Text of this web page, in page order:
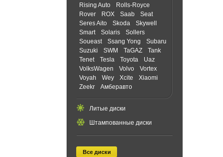
Rising Auto
Rolls-Royce
Rover
ROX Saab
Seat
Seres Aito
Skoda
Skywell
Smart
Solaris
Sollers
Soueast
Ssang Yong
Subaru
Suzuki
SWM TaGAZ
Tank
Tenet
Tesla Toyota
Uaz
VolksWagen
Volvo
Vortex
Voyah
Wey Xcite
Xiaomi
Zeekr
Амберавто
Литые диски
Штампованные диски
Все диски